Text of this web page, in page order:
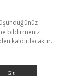
bildirmeniz
kaldırılacaktır.